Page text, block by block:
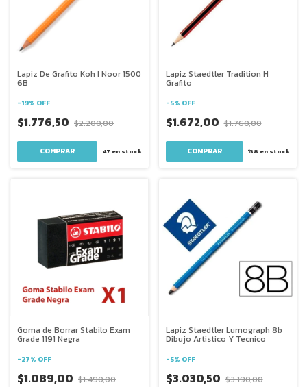
Lapiz De Grafito Koh I Noor 1500
6B
-19% OFF
$1.776,50 $2.200,00
47 en stock
Lapiz Staedtler Tradition H
Grafito
-5% OFF
$1.672,00 $1.760,00
138 en stock
Goma de Borrar Stabilo Exam
Grade 1191 Negra
-27% OFF
$1.089,00 $1.490,00
Lapiz Staedtler Lumograph 8b
Dibujo Artistico Y Tecnico
-5% OFF
$3.030,50 $3.190,00